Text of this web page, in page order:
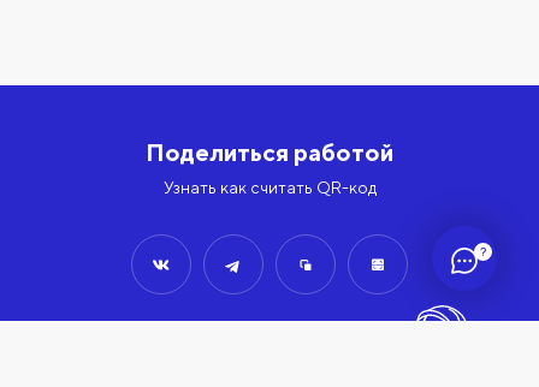
?
Поделиться работой
Узнать как считать QR-код